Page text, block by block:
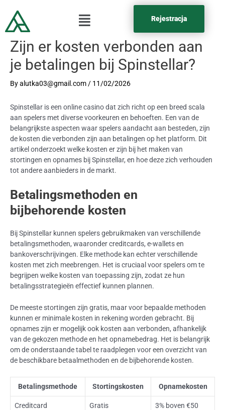
Rejestracja
Zijn er kosten verbonden aan
je betalingen bij Spinstellar?
Byalutka03@gmail.com / 11/02/2026
Spinstellar is een online casino dat zich richt op een breed scala
aan spelers met diverse voorkeuren en behoeften. Een van de
belangrijkste aspecten waar spelers aandacht aan besteden, zijn
de kosten die verbonden zijn aan betalingen op het platform. Dit
artikel onderzoekt welke kosten er zijn bij het maken van
stortingen en opnames bij Spinstellar, en hoe deze zich verhouden
tot andere aanbieders in de markt.
Betalingsmethoden en
bijbehorende kosten
Bij Spinstellar kunnen spelers gebruikmaken van verschillende
betalingsmethoden, waaronder creditcards, e-wallets en
bankoverschrijvingen. Elke methode kan echter verschillende
kosten met zich meebrengen. Het is cruciaal voor spelers om te
begrijpen welke kosten van toepassing zijn, zodat ze hun
betalingsstrategieën effectief kunnen plannen.
De meeste stortingen zijn gratis, maar voor bepaalde methoden
kunnen er minimale kosten in rekening worden gebracht. Bij
opnames zijn er mogelijk ook kosten aan verbonden, afhankelijk
van de gekozen methode en het opnamebedrag. Het is belangrijk
om de onderstaande tabel te raadplegen voor een overzicht van
de beschikbare betaalmethoden en de bijbehorende kosten.
Betalingsmethode Stortingskosten Opnamekosten
Creditcard Gratis 3% boven €50